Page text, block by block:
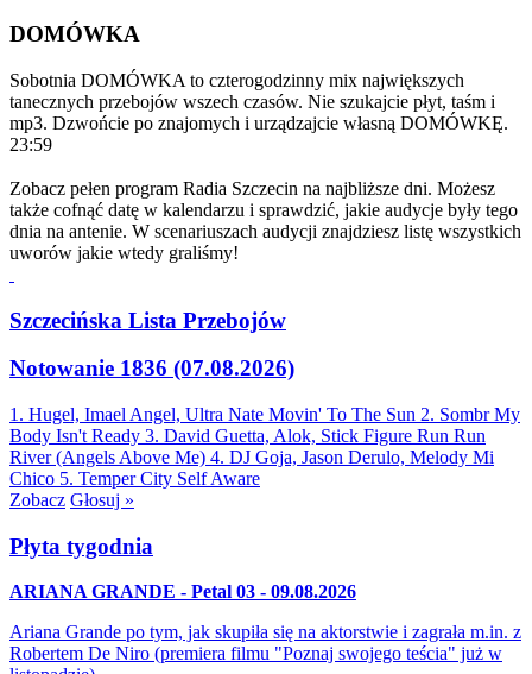
DOMÓWKA
Sobotnia DOMÓWKA to czterogodzinny mix największych
tanecznych przebojów wszech czasów. Nie szukajcie płyt, taśm i
mp3. Dzwońcie po znajomych i urządzajcie własną DOMÓWKĘ.
23:59
Zobacz pełen program Radia Szczecin na najbliższe dni. Możesz
także cofnąć datę w kalendarzu i sprawdzić, jakie audycje były tego
dnia na antenie. W scenariuszach audycji znajdziesz listę wszystkich
uworów jakie wtedy graliśmy!
Szczecińska Lista Przebojów
Notowanie 1836 (07.08.2026)
1. Hugel, Imael Angel, Ultra Nate Movin' To The Sun 2. Sombr My
Body Isn't Ready 3. David Guetta, Alok, Stick Figure Run Run
River (Angels Above Me) 4. DJ Goja, Jason Derulo, Melody Mi
Chico 5. Temper City Self Aware
Zobacz Głosuj »
Płyta tygodnia
ARIANA GRANDE - Petal 03 - 09.08.2026
Ariana Grande po tym, jak skupiła się na aktorstwie i zagrała m.in. z
Robertem De Niro (premiera filmu "Poznaj swojego teścia" już w